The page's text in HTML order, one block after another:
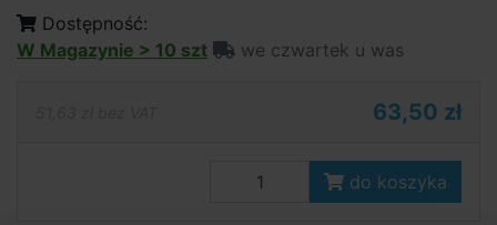
Dostępność:
W Magazynie > 10 szt
we czwartek u was
63,50 zł
do koszyka